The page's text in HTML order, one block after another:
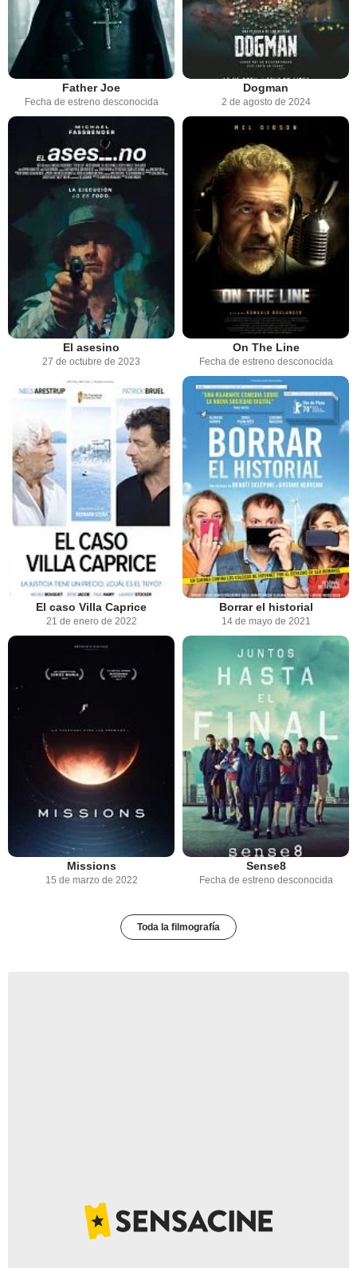
Father Joe
Fecha de estreno desconocida
Dogman
2 de agosto de 2024
El asesino
27 de octubre de 2023
On The Line
Fecha de estreno desconocida
El caso Villa Caprice
21 de enero de 2022
Borrar el historial
14 de mayo de 2021
Missions
15 de marzo de 2022
Sense8
Fecha de estreno desconocida
Toda la filmografía